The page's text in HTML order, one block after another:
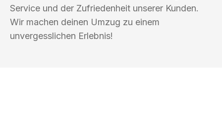
Service und der Zufriedenheit unserer Kunden.
Wir machen deinen Umzug zu einem
unvergesslichen Erlebnis!